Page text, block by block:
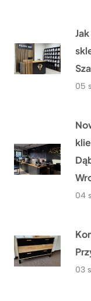
05
04
03